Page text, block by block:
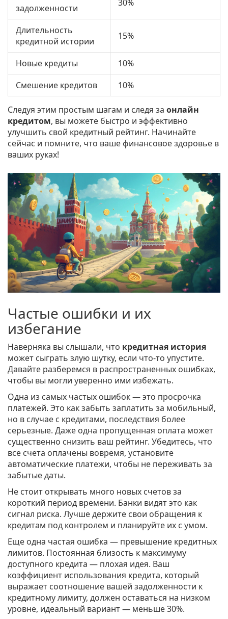
задолженности
30%
Длительность
кредитной истории
15%
Новые кредиты
10%
Смешение кредитов
10%
Следуя этим простым шагам и следя за онлайн
кредитом, вы можете быстро и эффективно
улучшить свой кредитный рейтинг. Начинайте
сейчас и помните, что ваше финансовое здоровье в
ваших руках!
Частые ошибки и их
избегание
Наверняка вы слышали, что кредитная история
может сыграть злую шутку, если что-то упустите.
Давайте разберемся в распространенных ошибках,
чтобы вы могли уверенно ими избежать.
Одна из самых частых ошибок — это просрочка
платежей. Это как забыть заплатить за мобильный,
но в случае с кредитами, последствия более
серьезные. Даже одна пропущенная оплата может
существенно снизить ваш рейтинг. Убедитесь, что
все счета оплачены вовремя, установите
автоматические платежи, чтобы не переживать за
забытые даты.
Не стоит открывать много новых счетов за
короткий период времени. Банки видят это как
сигнал риска. Лучше держите свои обращения к
кредитам под контролем и планируйте их с умом.
Еще одна частая ошибка — превышение кредитных
лимитов. Постоянная близость к максимуму
доступного кредита — плохая идея. Ваш
коэффициент использования кредита, который
выражает соотношение вашей задолженности к
кредитному лимиту, должен оставаться на низком
уровне, идеальный вариант — меньше 30%.